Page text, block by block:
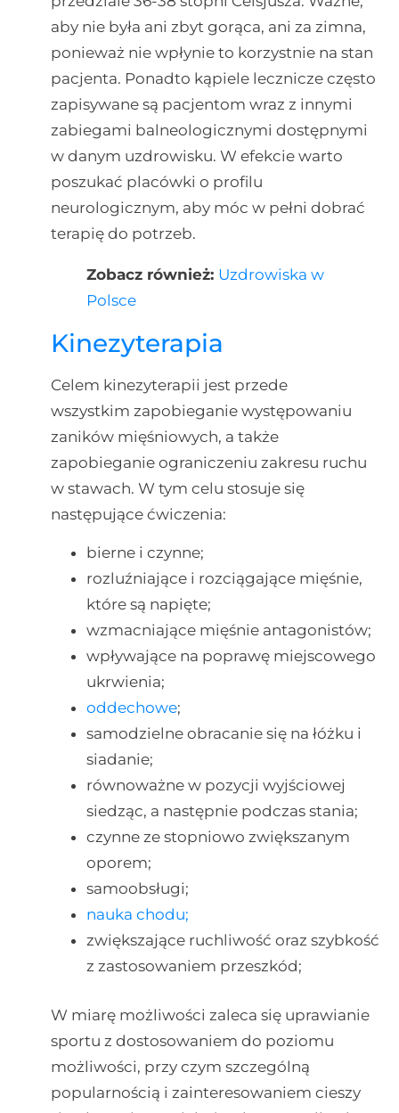
aby nie była ani zbyt gorąca, ani za zimna,
ponieważ nie wpłynie to korzystnie na stan
pacjenta. Ponadto kąpiele lecznicze często
zapisywane są pacjentom wraz z innymi
zabiegami balneologicznymi dostępnymi
w danym uzdrowisku. W efekcie warto
poszukać placówki o profilu
neurologicznym, aby móc w pełni dobrać
terapię do potrzeb.
Zobacz również: Uzdrowiska w
Polsce
Kinezyterapia
Celem kinezyterapii jest przede
wszystkim zapobieganie występowaniu
zaników mięśniowych, a także
zapobieganie ograniczeniu zakresu ruchu
w stawach. W tym celu stosuje się
następujące ćwiczenia:
bierne i czynne;
rozluźniające i rozciągające mięśnie,
które są napięte;
wzmacniające mięśnie antagonistów;
wpływające na poprawę miejscowego
ukrwienia;
oddechowe;
samodzielne obracanie się na łóżku i
siadanie;
równoważne w pozycji wyjściowej
siedząc, a następnie podczas stania;
czynne ze stopniowo zwiększanym
oporem;
samoobsługi;
nauka chodu;
zwiększające ruchliwość oraz szybkość
z zastosowaniem przeszkód;
W miarę możliwości zaleca się uprawianie
sportu z dostosowaniem do poziomu
możliwości, przy czym szczególną
popularnością i zainteresowaniem cieszy